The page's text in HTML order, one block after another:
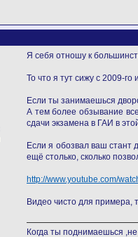
Я себя отношу к
То что я тут сижу с 2009-
Если ты занимаешься
А тем более обзывание
сдачи экзамена в ГАИ в
Если я обозвал ваш стант
ещё столько, сколько
http://www.youtube.com/
Видео чисто для примера,
Когда ты поднимаешься